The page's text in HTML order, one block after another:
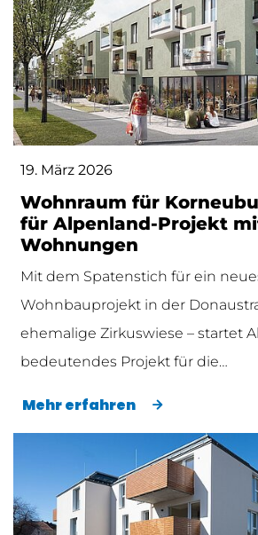
19. März 2026
Wohnraum für
für Alpenland-Projekt
Wohnungen
Mit dem Spatenstich für ein
Wohnbauprojekt in der
ehemalige Zirkuswiese – startet
bedeutendes Projekt für die…
Mehr erfahren